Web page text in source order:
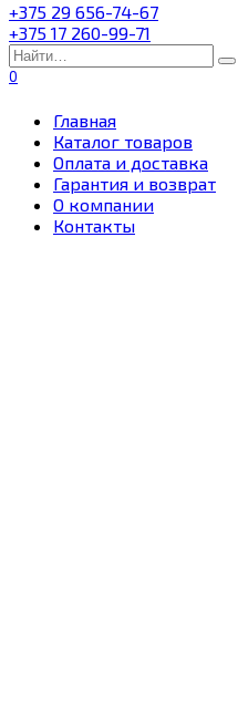
+375 29 656-74-67
+375 17 260-99-71
Search
for:
0
Главная
Каталог товаров
Оплата и доставка
Гарантия и возврат
О компании
Контакты